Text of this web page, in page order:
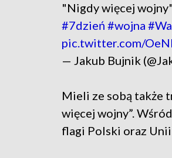
"Nigdy więcej
#7dzień #wojna
pic.twitter.com/
— Jakub Bujnik
Mieli ze sobą także
więcej wojny”.
flagi Polski oraz